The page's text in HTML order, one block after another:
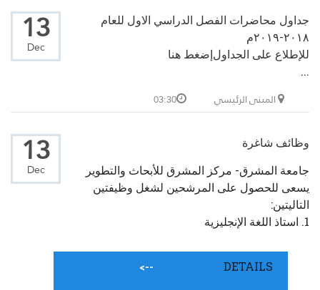
13
Dec
جداول محاضرات الفصل الدراسي الاول للعام
٢٠١٨-٢٠١٩م
للإطلاع على الجداولإضغط هنا
...
المبنى الرئيسي 03:30
13
Dec
وظائف شاغرة
جامعة المشرق- مركز المشرق للأبحاث والتطوير
يسعى للحصول على المرشحين لشغل وظيفتين
التاليتين:
1. استاذ اللغة الإنجليزية
DETAILS
-->